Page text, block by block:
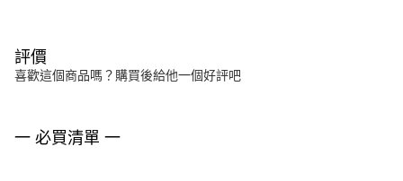
評價
喜歡這個商品嗎？購買後給他一個好評吧
一 必買清單 一